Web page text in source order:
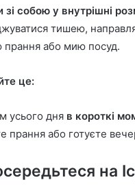
зі собою у внутрішні
тишею,
прання або мию посуд.
це:
усього дня в короткі
прання або готуєте
на